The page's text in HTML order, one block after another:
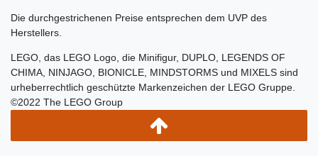
Die durchgestrichenen Preise entsprechen dem UVP des
Herstellers.
LEGO, das LEGO Logo, die Minifigur, DUPLO, LEGENDS OF
CHIMA, NINJAGO, BIONICLE, MINDSTORMS und MIXELS sind
urheberrechtlich geschützte Markenzeichen der LEGO Gruppe.
©2022 The LEGO Group